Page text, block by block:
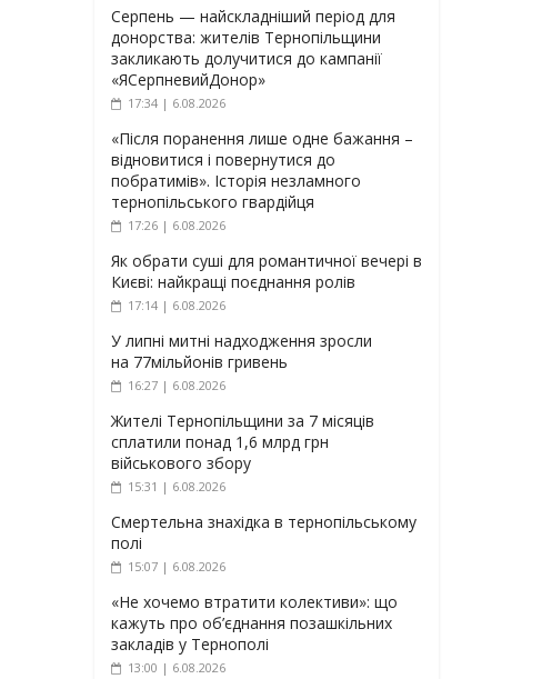
Серпень — найскладніший період для
донорства: жителів Тернопільщини
закликають долучитися до кампанії
«ЯСерпневийДонор»
17:34 | 6.08.2026
«Після поранення лише одне бажання –
відновитися і повернутися до
побратимів». Історія незламного
тернопільського гвардійця
17:26 | 6.08.2026
Як обрати суші для романтичної вечері в
Києві: найкращі поєднання ролів
17:14 | 6.08.2026
У липні митні надходження зросли
на 77мільйонів гривень
16:27 | 6.08.2026
Жителі Тернопільщини за 7 місяців
сплатили понад 1,6 млрд грн
військового збору
15:31 | 6.08.2026
Смертельна знахідка в тернопільському
полі
15:07 | 6.08.2026
«Не хочемо втратити колективи»: що
кажуть про об’єднання позашкільних
закладів у Тернополі
13:00 | 6.08.2026